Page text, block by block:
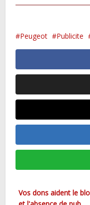
Peugeot Publicite
Vos dons aident le